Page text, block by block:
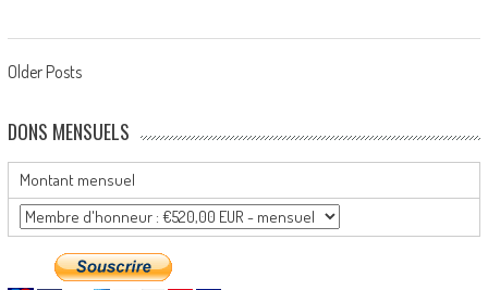
Posts
navigation
Older Posts
DONS MENSUELS
Montant mensuel